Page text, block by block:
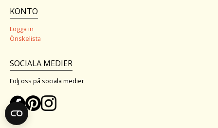
KONTO
Logga in
Önskelista
SOCIALA MEDIER
Följ oss på sociala medier